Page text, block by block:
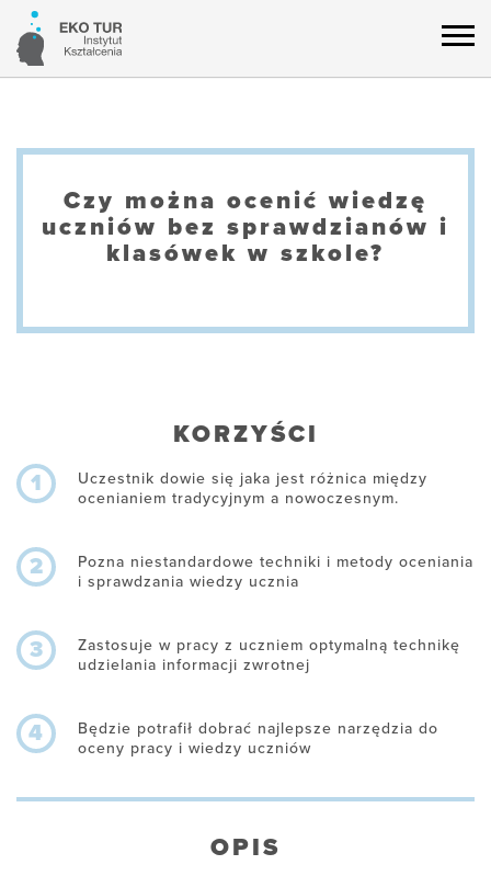
Czy można ocenić wiedzę
uczniów bez sprawdzianów i
klasówek w szkole?
KORZYŚCI
1
Uczestnik dowie się jaka jest różnica między
ocenianiem tradycyjnym a nowoczesnym.
2
Pozna niestandardowe techniki i metody oceniania
i sprawdzania wiedzy ucznia
3
Zastosuje w pracy z uczniem optymalną technikę
udzielania informacji zwrotnej
4
Będzie potrafił dobrać najlepsze narzędzia do
oceny pracy i wiedzy uczniów
OPIS